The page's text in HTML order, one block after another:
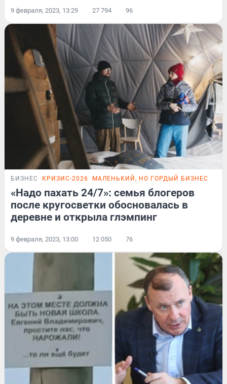
9 февраля, 2023, 13:29 27 794 96
БИЗНЕС КРИЗИС-2026 МАЛЕНЬКИЙ, НО ГОРДЫЙ БИЗНЕС
«Надо пахать 24/7»: семья блогеров
после кругосветки обосновалась в
деревне и открыла глэмпинг
9 февраля, 2023, 13:00 12 050 76